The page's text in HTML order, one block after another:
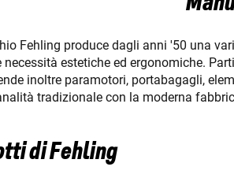
Fehling produce dagli anni '50 una
necessità estetiche ed ergonomiche.
inoltre paramotori, portabagagli,
tradizionale con la moderna
di Fehling